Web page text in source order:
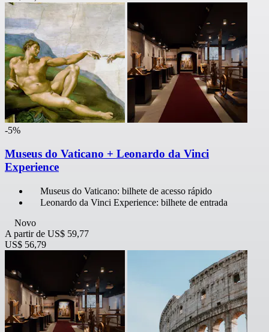
-5%
Museus do Vaticano + Leonardo da Vinci
Experience
Museus do Vaticano: bilhete de acesso rápido
Leonardo da Vinci Experience: bilhete de entrada
Novo
A partir de US$ 59,77
US$ 56,79